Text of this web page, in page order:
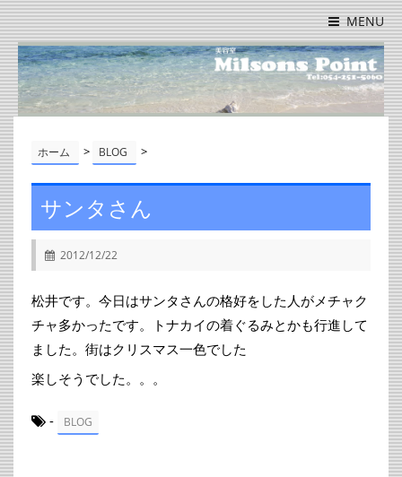
MENU
ホーム > BLOG >
サンタさん
2012/12/22
松井です。今日はサンタさんの格好をした人がメチャク
チャ多かったです。トナカイの着ぐるみとかも行進して
ました。街はクリスマス一色でした
楽しそうでした。。。
- BLOG